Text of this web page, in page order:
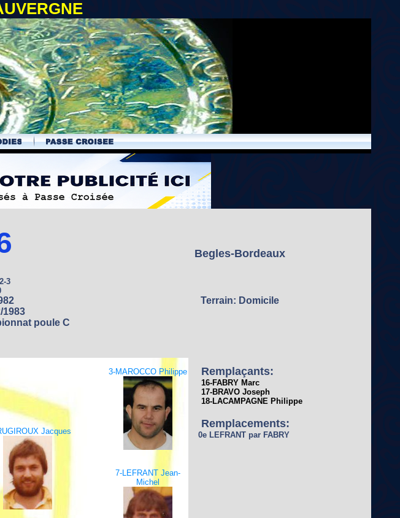
Begles-Bordeaux
3
Terrain: Domicile
1983
poule C
3-MAROCCO Philippe
Jacques
7-LEFRANT Jean-
Michel
Remplaçants:
16-FABRY Marc
17-BRAVO Joseph
18-LACAMPAGNE Philippe
Remplacements:
0e LEFRANT par FABRY